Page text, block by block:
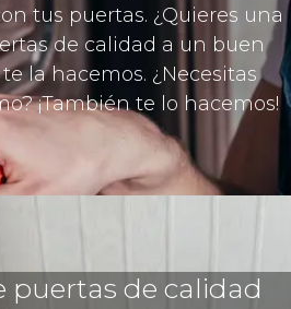
tus puertas. ¿Quieres una
de calidad a un buen
la hacemos. ¿Necesitas
¡También te lo hacemos!
puertas de calidad